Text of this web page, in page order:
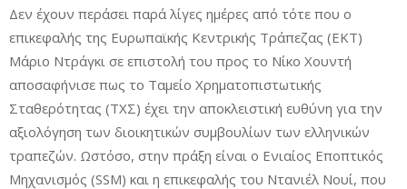
Δεν έχουν περάσει παρά λίγες ημέρες από τότε που ο
επικεφαλής της Ευρωπαϊκής Κεντρικής Τράπεζας (ΕΚΤ)
Μάριο Ντράγκι σε επιστολή του προς το Νίκο Χουντή
αποσαφήνισε πως το Ταμείο Χρηματοπιστωτικής
Σταθερότητας (ΤΧΣ) έχει την αποκλειστική ευθύνη για την
αξιολόγηση των διοικητικών συμβουλίων των ελληνικών
τραπεζών. Ωστόσο, στην πράξη είναι ο Ενιαίος Εποπτικός
Μηχανισμός (SSM) και η επικεφαλής του Ντανιέλ Νουί, που